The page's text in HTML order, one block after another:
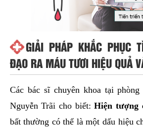
GIẢI PHÁP KHẮC PHỤC
ĐẠO RA MÁU TƯƠI HIỆU QUẢ
Các bác sĩ chuyên khoa tại
Nguyễn Trãi cho biết:Hiện tượng
bất thường có thể là một dấu hiệu